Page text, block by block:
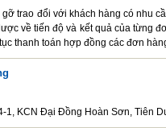
trao đổi với khách hàng có nhu
về tiến độ và kết quả của từng
thanh toán hợp đồng các đơn
KCN Đại Đồng Hoàn Sơn, Tiên